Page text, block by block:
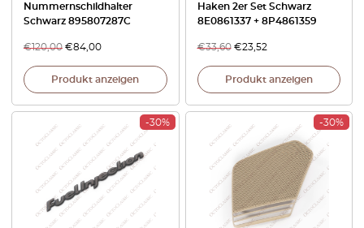
Nummernschildhalter
Schwarz 895807287C
€120,00 €84,00
Produkt anzeigen
Haken 2er Set Schwarz
8E0861337 + 8P4861359
€33,60 €23,52
Produkt anzeigen
-30% -30%